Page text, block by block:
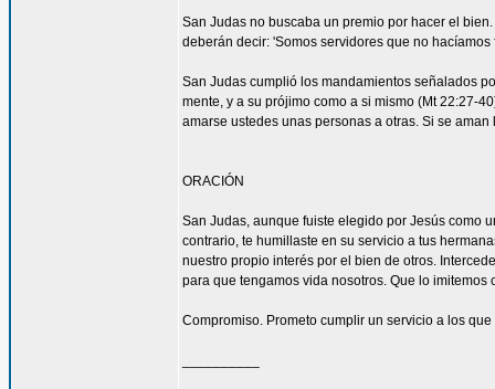
San Judas no buscaba un premio por hacer el
deberán decir: 'Somos servidores que no
San Judas cumplió los mandamientos señalados
mente, y a su prójimo como a si mismo (Mt 22:27-
amarse ustedes unas personas a otras. Si se
ORACIÓN
San Judas, aunque fuiste elegido por Jesús como
contrario, te humillaste en su servicio a tus
nuestro propio interés por el bien de otros.
para que tengamos vida nosotros. Que lo
Compromiso. Prometo cumplir un servicio a los